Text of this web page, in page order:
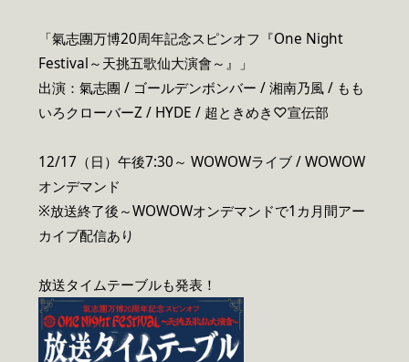
「氣志團万博20周年記念スピンオフ『One Night
Festival～天挑五歌仙大演會～』」
出演：氣志團 / ゴールデンボンバー / 湘南乃風 / もも
いろクローバーZ / HYDE / 超ときめき♡宣伝部
12/17（日）午後7:30～ WOWOWライブ / WOWOW
オンデマンド
※放送終了後～WOWOWオンデマンドで1カ月間アー
カイブ配信あり
放送タイムテーブルも発表！